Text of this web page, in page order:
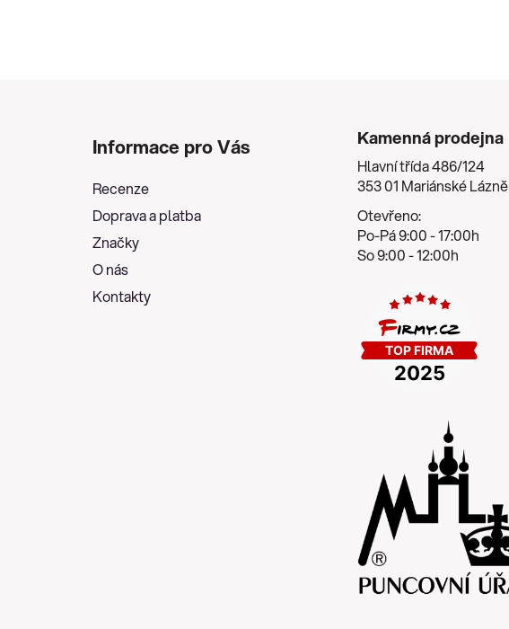
Informace pro Vás
Recenze
Doprava a platba
Značky
O nás
Kontakty
Kamenná prodejna
Hlavní třída 486/124
353 01 Mariánské Lázně
Otevřeno:
Po-Pá 9:00 - 17:00h
So 9:00 - 12:00h